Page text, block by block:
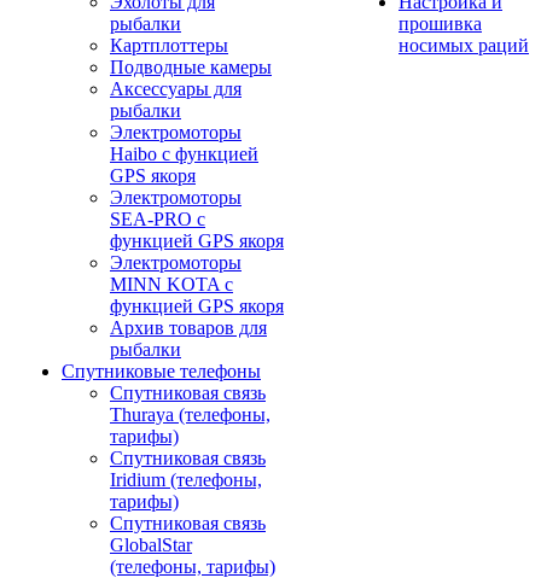
рыбалки
Картплоттеры
Подводные камеры
Аксессуары для
рыбалки
Электромоторы
Haibo с функцией
GPS якоря
Электромоторы
SEA-PRO с
функцией GPS якоря
Электромоторы
MINN KOTA с
функцией GPS якоря
Архив товаров для
рыбалки
Спутниковые телефоны
Спутниковая связь
Thuraya (телефоны,
тарифы)
Спутниковая связь
Iridium (телефоны,
тарифы)
Спутниковая связь
GlobalStar
(телефоны, тарифы)
прошивка
носимых раций